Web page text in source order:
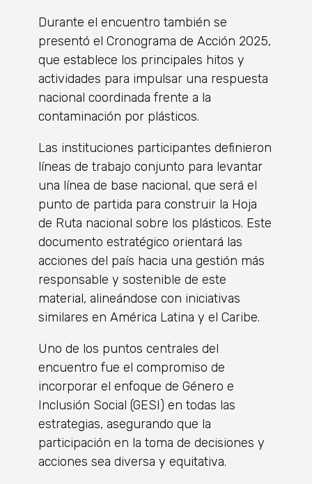
Durante el encuentro también se
presentó el Cronograma de Acción 2025,
que establece los principales hitos y
actividades para impulsar una respuesta
nacional coordinada frente a la
contaminación por plásticos.
Las instituciones participantes definieron
líneas de trabajo conjunto para levantar
una línea de base nacional, que será el
punto de partida para construir la Hoja
de Ruta nacional sobre los plásticos. Este
documento estratégico orientará las
acciones del país hacia una gestión más
responsable y sostenible de este
material, alineándose con iniciativas
similares en América Latina y el Caribe.
Uno de los puntos centrales del
encuentro fue el compromiso de
incorporar el enfoque de Género e
Inclusión Social (GESI) en todas las
estrategias, asegurando que la
participación en la toma de decisiones y
acciones sea diversa y equitativa.